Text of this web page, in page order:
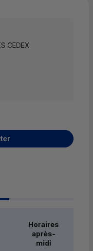
CEDEX
Horaires
après-
midi